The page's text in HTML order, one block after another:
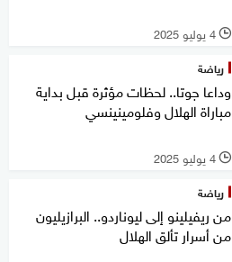
l 4 يوليو 2025
رياضة
وداعا جوتا.. لحظات مؤثرة قبل بداية
مباراة الهلال وفلومينينسي
l 4 يوليو 2025
رياضة
من ريفيلينو إلى ليوناردو.. البرازيليون
من أسرار تألق الهلال